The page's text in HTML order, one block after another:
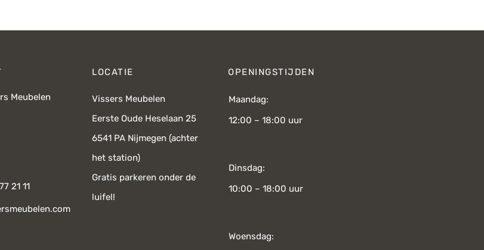
Meubelen
21 11
LOCATIE
Vissers Meubelen
Eerste Oude Heselaan 25
6541 PA Nijmegen (achter
het station)
Gratis parkeren onder de
luifel!
OPENINGSTIJDEN
Maandag:
12:00 – 18:00 uur
Dinsdag:
10:00 – 18:00 uur
Woensdag: